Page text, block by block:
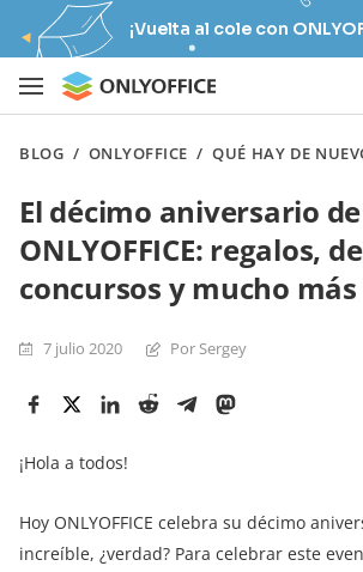
¡Vuelta al cole con
BLOG / ONLYOFFICE /QUÉ HAY DE
El décimo aniversario de
ONLYOFFICE: regalos,
concursos y mucho más
7 julio 2020 Por Sergey
¡Hola a todos!
Hoy ONLYOFFICE celebra su décimo
increíble, ¿verdad? Para celebrar este